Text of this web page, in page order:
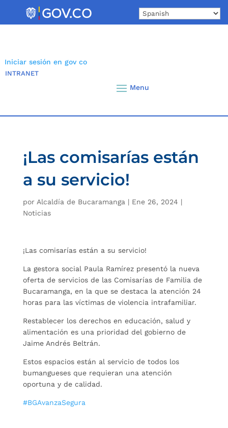
Iniciar sesión en gov co
INTRANET
¡Las comisarías están
a su servicio!
por Alcaldía de Bucaramanga | Ene 26, 2024 |
Noticias
¡Las comisarías están a su servicio!
La gestora social Paula Ramírez presentó la nueva
oferta de servicios de las Comisarías de Familia de
Bucaramanga, en la que se destaca la atención 24
horas para las víctimas de violencia intrafamiliar.
Restablecer los derechos en educación, salud y
alimentación es una prioridad del gobierno de
Jaime Andrés Beltrán.
Estos espacios están al servicio de todos los
bumangueses que requieran una atención
oportuna y de calidad.
#BGAvanzaSegura